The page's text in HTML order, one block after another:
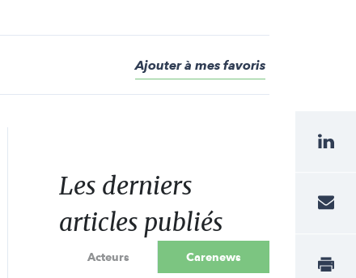
Ajouter à mes favoris
Les derniers
articles publiés
Acteurs Carenews